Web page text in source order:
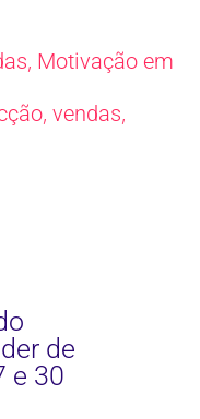
, Motivação em
, vendas,
de
e 30